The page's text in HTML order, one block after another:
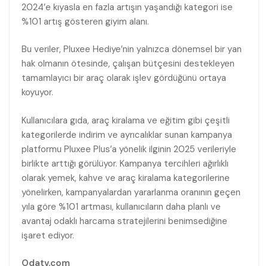
2024’e kıyasla en fazla artışın yaşandığı kategori ise
%101 artış gösteren giyim alanı.
Bu veriler, Pluxee Hediye’nin yalnızca dönemsel bir yan
hak olmanın ötesinde, çalışan bütçesini destekleyen
tamamlayıcı bir araç olarak işlev gördüğünü ortaya
koyuyor.
Kullanıcılara gıda, araç kiralama ve eğitim gibi çeşitli
kategorilerde indirim ve ayrıcalıklar sunan kampanya
platformu Pluxee Plus’a yönelik ilginin 2025 verileriyle
birlikte arttığı görülüyor. Kampanya tercihleri ağırlıklı
olarak yemek, kahve ve araç kiralama kategorilerine
yönelirken, kampanyalardan yararlanma oranının geçen
yıla göre %101 artması, kullanıcıların daha planlı ve
avantaj odaklı harcama stratejilerini benimsediğine
işaret ediyor.
Odatv.com